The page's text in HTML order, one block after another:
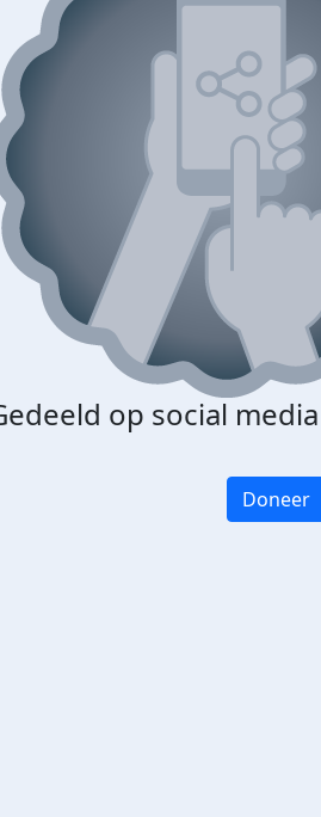
op social media
Doneer